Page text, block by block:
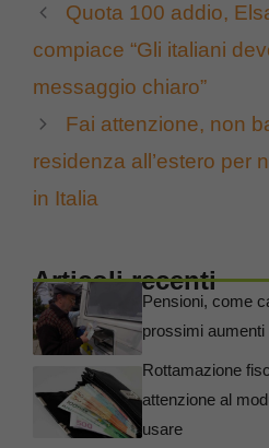
Quota 100 addio,
compiace “Gli italiani
messaggio chiaro”
Fai attenzione, non
residenza all’estero per
in Italia
Articoli recenti
Pensioni, come
prossimi aumenti
Rottamazione
attenzione al
usare